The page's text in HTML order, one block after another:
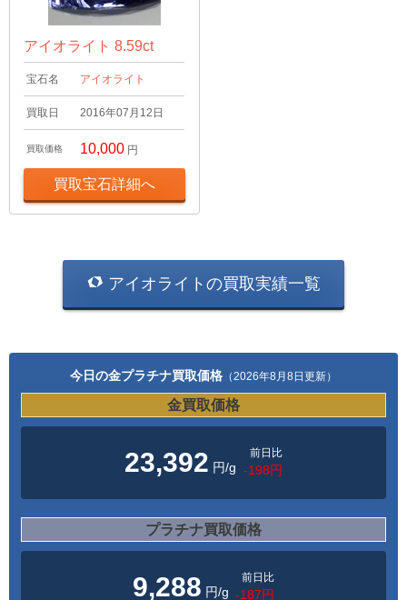
アイオライト 8.59ct
宝石名 アイオライト
買取日 2016年07月12日
買取価格 10,000 円
買取宝石詳細へ
アイオライトの買取実績一覧
今日の金プラチナ買取価格 （2026年8月8日更新）
金買取価格
23,392 円/g
前日比
-198円
プラチナ買取価格
9,288 円/g
前日比
-187円